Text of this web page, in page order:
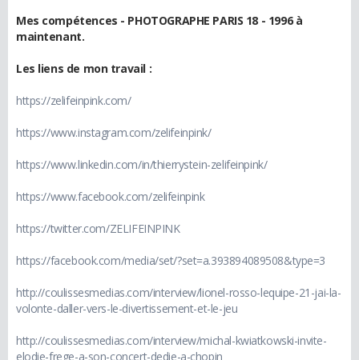
Mes compétences - PHOTOGRAPHE PARIS 18 - 1996 à
maintenant.
Les liens de mon travail :
https://zelifeinpink.com/
https://www.instagram.com/zelifeinpink/
https://www.linkedin.com/in/thierrystein-zelifeinpink/
https://www.facebook.com/zelifeinpink
https://twitter.com/ZELIFEINPINK
https://facebook.com/media/set/?set=a.393894089508&type=3
http://coulissesmedias.com/interview/lionel-rosso-lequipe-21-jai-la-
volonte-daller-vers-le-divertissement-et-le-jeu
http://coulissesmedias.com/interview/michal-kwiatkowski-invite-
elodie-frege-a-son-concert-dedie-a-chopin